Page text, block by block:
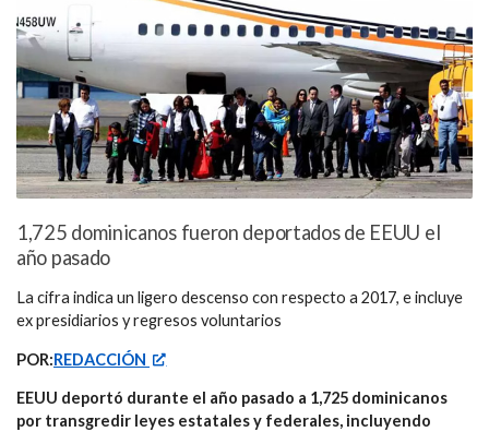
1,725 dominicanos fueron deportados de EEUU el
año pasado
La cifra indica un ligero descenso con respecto a 2017, e incluye
ex presidiarios y regresos voluntarios
POR:REDACCIÓN
EEUU deportó durante el año pasado a 1,725 dominicanos
por transgredir leyes estatales y federales, incluyendo